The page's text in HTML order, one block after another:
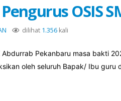
OSIS
dilihat 1.356 kali
Abdurrab Pekanbaru masa bakti
oleh seluruh Bapak/ Ibu